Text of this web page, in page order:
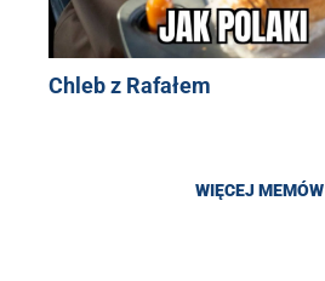
Chleb z Rafałem
WIĘCEJ MEMÓW